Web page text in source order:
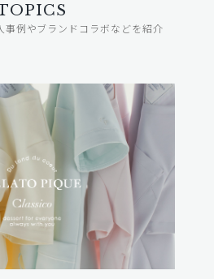
事例やブランドコラボなどを紹介